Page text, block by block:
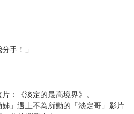
手！」
：《淡定的最高境界》。
」遇上不為所動的「淡定哥」影片